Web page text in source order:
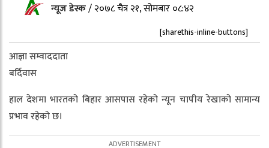
न्यूज डेस्क/२०७८ चैत्र २१, सोमबार ०८:४२
[sharethis-inline-buttons]
आज्ञा सम्वाददाता
बर्दिवास
हाल देशमा भारतको बिहार आसपास रहेको न्यून चापीय रेखाको सामान्य
प्रभाव रहेको छ।